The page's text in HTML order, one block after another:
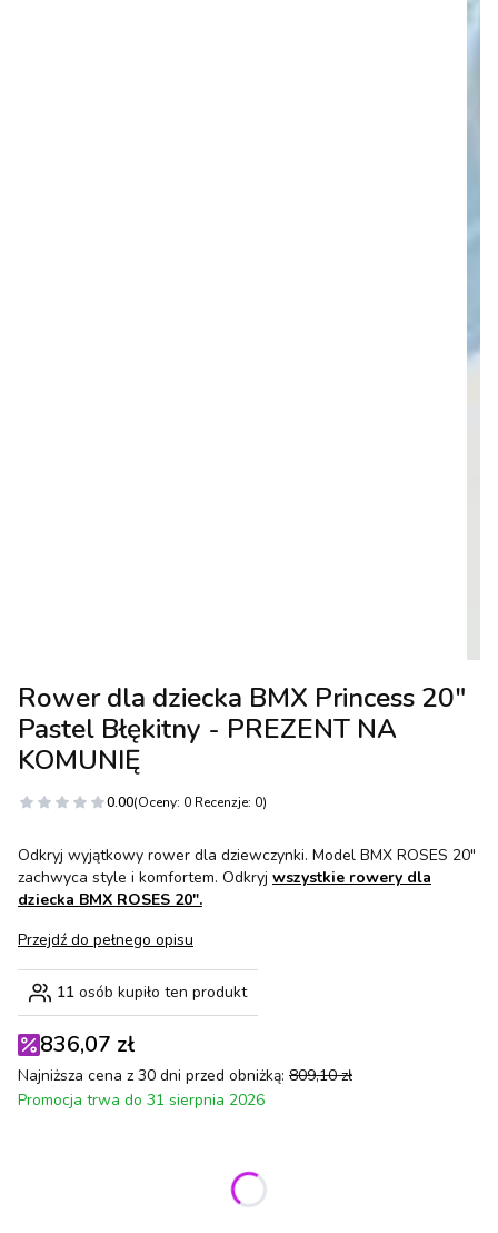
Rower dla dziecka BMX Princess 20"
Pastel Błękitny - PREZENT NA
KOMUNIĘ
0.00(Oceny: 0 Recenzje: 0)
Odkryj wyjątkowy rower dla dziewczynki. Model BMX ROSES 20"
zachwyca style i komfortem. Odkryj wszystkie rowery dla
dziecka BMX ROSES 20".
Przejdź do pełnego opisu
11 osób kupiło ten produkt
836,07 zł
Najniższa cena z 30 dni przed obniżką: 809,10 zł
Promocja trwa do 31 sierpnia 2026
Poszczególne warianty mogą różnić się ceną